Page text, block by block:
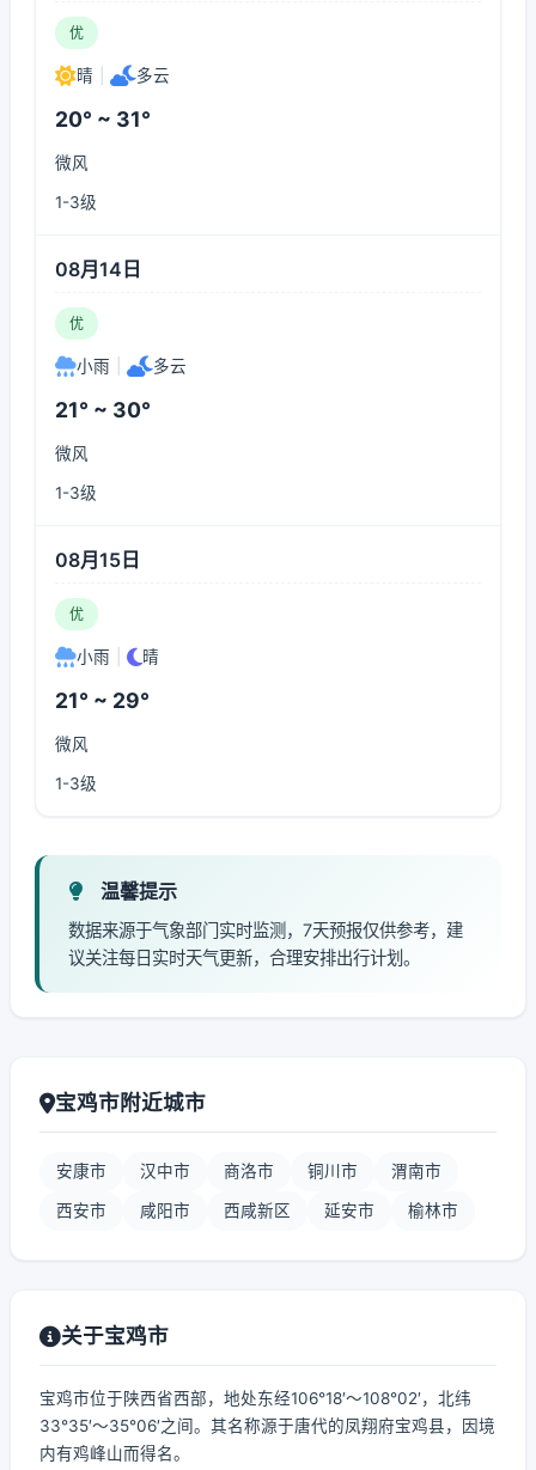
优
晴 多云
20° ~ 31°
微风
1-3级
08月14日
优
小雨 多云
21° ~ 30°
微风
1-3级
08月15日
优
小雨 晴
21° ~ 29°
微风
1-3级
温馨提示
数据来源于气象部门实时监测，7天预报仅供参考，建
议关注每日实时天气更新，合理安排出行计划。
宝鸡市附近城市
安康市 汉中市 商洛市 铜川市 渭南市
西安市 咸阳市 西咸新区 延安市 榆林市
关于宝鸡市
宝鸡市位于陕西省西部，地处东经106°18′～108°02′，北纬
33°35′～35°06′之间。其名称源于唐代的凤翔府宝鸡县，因境
内有鸡峰山而得名。